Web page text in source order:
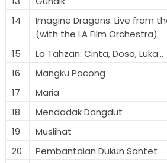
14
Imagine Dragons: Live from
(with the LA Film Orchestra)
15
La Tahzan: Cinta, Dosa, Luka...
16
Mangku Pocong
17
Maria
18
Mendadak Dangdut
19
Muslihat
20
Pembantaian Dukun Santet